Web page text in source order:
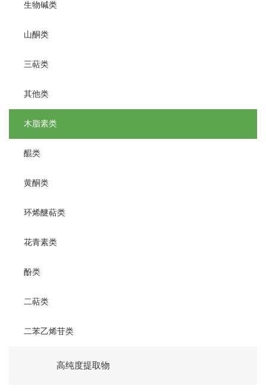
生物碱类
山酮类
三萜类
其他类
木脂素类
醌类
黄酮类
环烯醚萜类
花青素类
酚类
二萜类
二苯乙烯苷类
高纯度提取物